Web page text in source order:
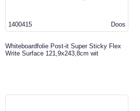
Doos
1400415
Whiteboardfolie Post-it Super Sticky Flex
Write Surface 121,9x243,8cm wit